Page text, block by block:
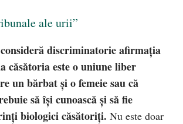
ale urii”
discriminatorie afirmația
căsătoria este o uniune liber
un bărbat și o femeie sau că
să își cunoască și să fie
biologici căsătoriți. Nu este doar